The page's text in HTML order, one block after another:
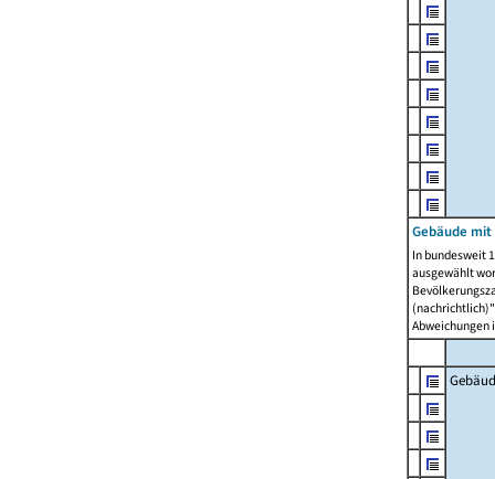
Gebäude mit
In bundesweit
ausgewählt
Abweichungen